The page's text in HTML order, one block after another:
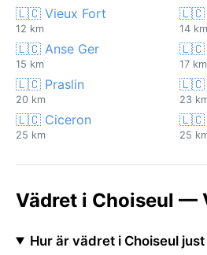
🇱🇨 Vieux Fort
12 km
🇱🇨
14 km
🇱🇨 Anse Ger
15 km
🇱🇨
17 km
🇱🇨 Praslin
20 km
🇱🇨
23
🇱🇨 Ciceron
25 km
🇱🇨
25
Vädret i Choiseul —
Hur är vädret i Choiseul just